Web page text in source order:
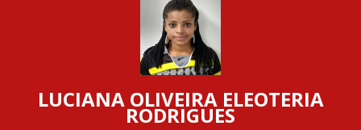
LUCIANA OLIVEIRA ELEOTERIA
RODRIGUES